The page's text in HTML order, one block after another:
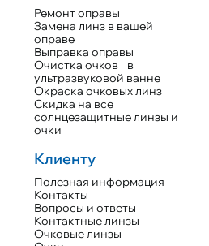
Ремонт оправы
Замена линз в вашей
оправе
Выправка оправы
Очистка очков в
ультразвуковой ванне
Окраска очковых линз
Скидка на все
солнцезащитные линзы и
очки
Клиенту
Полезная информация
Контакты
Вопросы и ответы
Контактные линзы
Очковые линзы